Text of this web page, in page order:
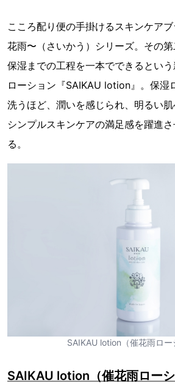
こころ配り便の手掛けるスキンケア
花雨〜（さいかう）シリーズ。その
保湿までの工程を一本でできるとい
ローション『SAIKAU lotion』。保湿
洗うほど、潤いを感じられ、明るい肌
シンプルスキンケアの満足感を躍進
る。
SAIKAU lotion（催花雨ロー
SAIKAU lotion（催花雨ロー